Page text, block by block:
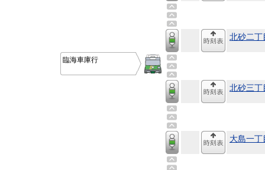
北砂二丁
臨海車庫行
北砂三丁
大島一丁